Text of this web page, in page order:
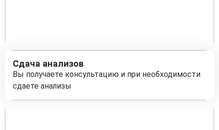
Сдача анализов
Вы получаете консультацию и при необходимости
сдаете анализы